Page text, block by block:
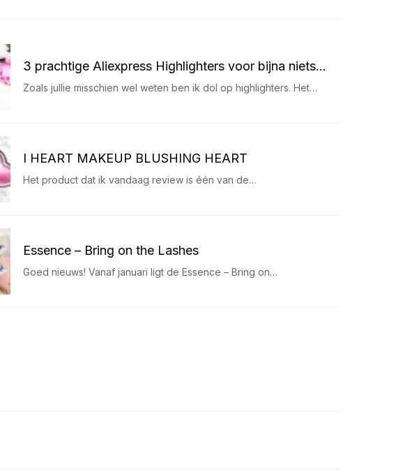
3 prachtige Aliexpress Highlighters voor bijna niets…
Zoals jullie misschien wel weten ben ik dol op highlighters. Het…
I HEART MAKEUP BLUSHING HEART
Het product dat ik vandaag review is één van de…
Essence – Bring on the Lashes
Goed nieuws! Vanaf januari ligt de Essence – Bring on…